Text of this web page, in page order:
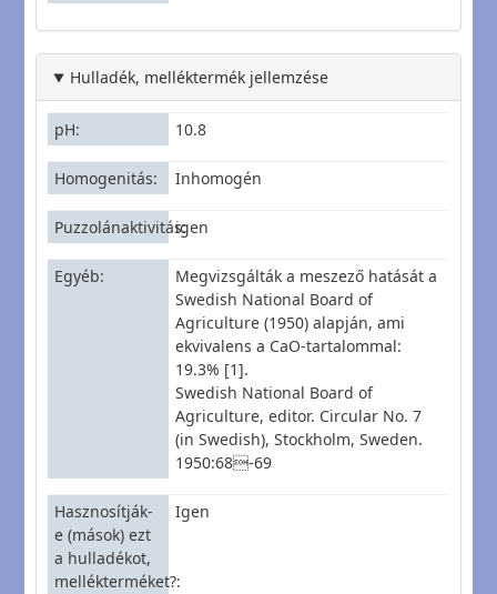
Hulladék, melléktermék jellemzése
pH 10.8
Homogenitás Inhomogén
Puzzolánaktivitásigen
Egyéb
Megvizsgálták a meszező hatását a
Swedish National Board of
Agriculture (1950) alapján, ami
ekvivalens a CaO-tartalommal:
19.3% [1].
Swedish National Board of
Agriculture, editor. Circular No. 7
(in Swedish), Stockholm, Sweden.
1950:68-69
Hasznosítják-
e (mások) ezt
a hulladékot,
mellékterméket?
Igen